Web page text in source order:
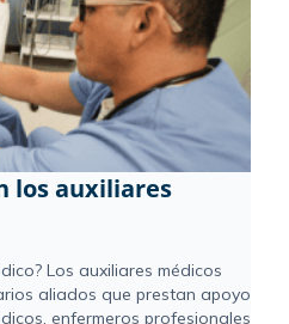
los auxiliares
Los auxiliares médicos
aliados que prestan apoyo
enfermeros profesionales